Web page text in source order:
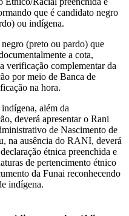
que é candidato negro
ou indígena.
(preto ou pardo) que
a cota,
verificação complementar da
por meio de Banca de
na hora.
além da
deverá apresentar o Rani
de Nascimento de
na ausência do RANI, deverá
étnica preenchida e
de pertencimento étnico
da Funai reconhecendo
indígena.